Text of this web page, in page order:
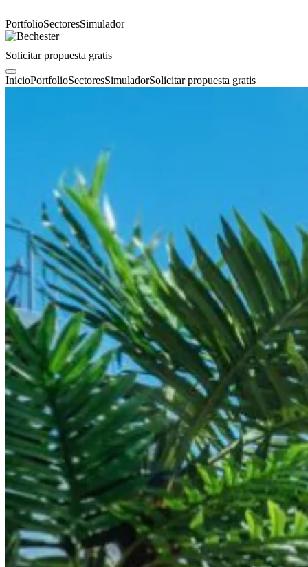
PortfolioSectoresSimulador
Solicitar propuesta gratis
InicioPortfolioSectoresSimuladorSolicitar propuesta gratis